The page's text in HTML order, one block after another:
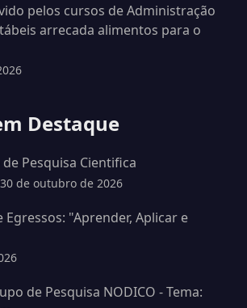
pelos cursos de Administração
arrecada alimentos para o
Destaque
de Pesquisa Cientifica
de outubro de 2026
Egressos: "Aprender, Aplicar e
de Pesquisa NODICO - Tema: